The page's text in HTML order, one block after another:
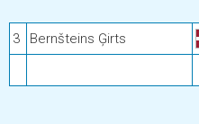
3 Bernšteins Ģirts